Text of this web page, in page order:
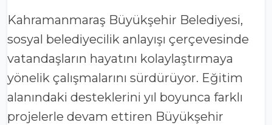
Kahramanmaraş Büyükşehir Belediyesi,
sosyal belediyecilik anlayışı çerçevesinde
vatandaşların hayatını kolaylaştırmaya
yönelik çalışmalarını sürdürüyor. Eğitim
alanındaki desteklerini yıl boyunca farklı
projelerle devam ettiren Büyükşehir